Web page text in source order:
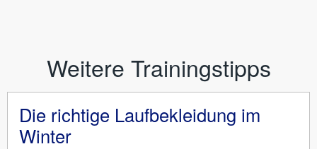
Weitere Trainingstipps
Die richtige Laufbekleidung im
Winter